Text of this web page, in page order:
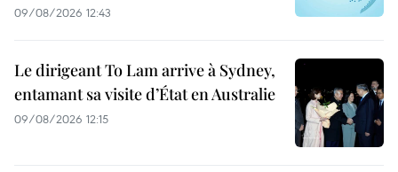
09/08/2026 12:43
Le dirigeant To Lam arrive à Sydney,
entamant sa visite d’État en Australie
09/08/2026 12:15